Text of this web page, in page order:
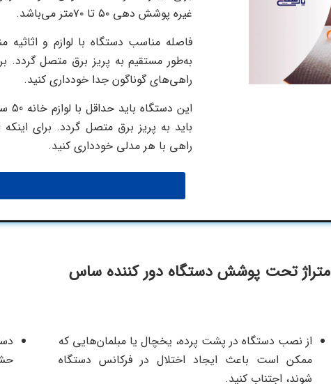
غیره پوشش دهی ۵۰ تا ۷۰متر می‌باشد.
به‌طور مستقیم به پریز برق متصل
راهی‌های گوناگون جدا خودداری کنید.
باید به پریز برق متصل گردد. برای
راهی با هر مدلی خودداری کنید.
متراژ تحت پوشش دستگاه دور کننده ساس
از نصب دستگاه در پشت پرده، یخچال یا مبلمان‌هایی که
ممکن است باعث ایجاد اختلال در فرکانس دستگاه
شوند، اجتناب کنید.